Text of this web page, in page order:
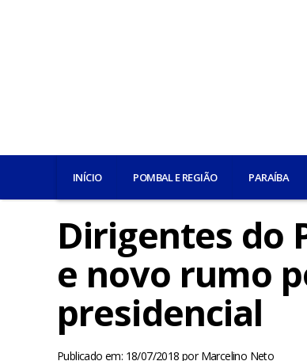
INÍCIO POMBAL E REGIÃO PARAÍBA
Dirigentes do
e novo rumo
presidencial
Publicado em: 18/07/2018 porMarcelino Neto